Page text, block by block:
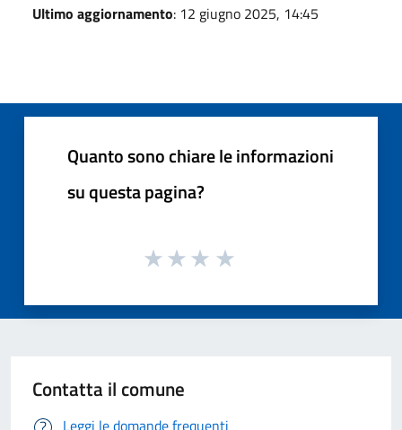
Ultimo aggiornamento: 12 giugno 2025, 14:45
Quanto sono chiare le informazioni
su questa pagina?
Contatta il comune